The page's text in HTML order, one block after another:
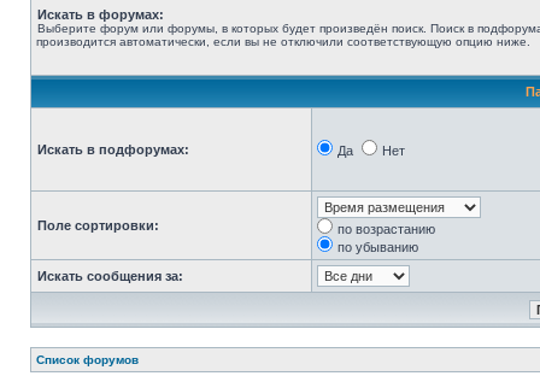
Искать в форумах:
Выберите форум или форумы, в которых будет произведён поиск. Поиск в
производится автоматически, если вы не отключили соответствующую опцию ниже.
Искать в подфорумах: Да Нет
Поле сортировки:
по возрастанию
по убыванию
Искать сообщения за:
Список форумов